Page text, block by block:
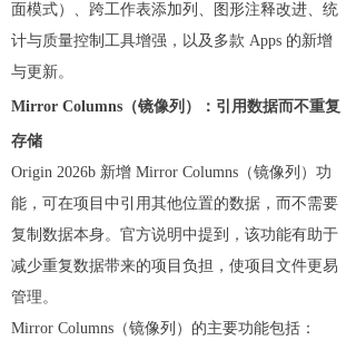
面模式）、跨工作表添加列、图形注释改进、统
计与质量控制工具增强，以及多款 Apps 的新增
与更新。
Mirror Columns（镜像列）：引用数据而不重复
存储
Origin 2026b 新增 Mirror Columns（镜像列）功
能，可在项目中引用其他位置的数据，而不需要
复制数据本身。官方说明中提到，该功能有助于
减少重复数据带来的项目负担，使项目文件更易
管理。
Mirror Columns（镜像列）的主要功能包括：